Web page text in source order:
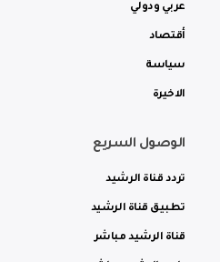
عربي ودولي
أقتصاد
سياسة
الاخيرة
الوصول السريع
تردد قناة الرشيد
تطبيق قناة الرشيد
قناة الرشيد مباشر